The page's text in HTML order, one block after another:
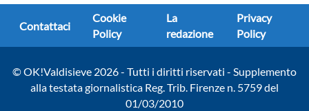
Contattaci
Cookie
Policy
La
redazione
Privacy
Policy
© OK!Valdisieve 2026 - Tutti i diritti riservati - Supplemento
alla testata giornalistica Reg. Trib. Firenze n. 5759 del
01/03/2010